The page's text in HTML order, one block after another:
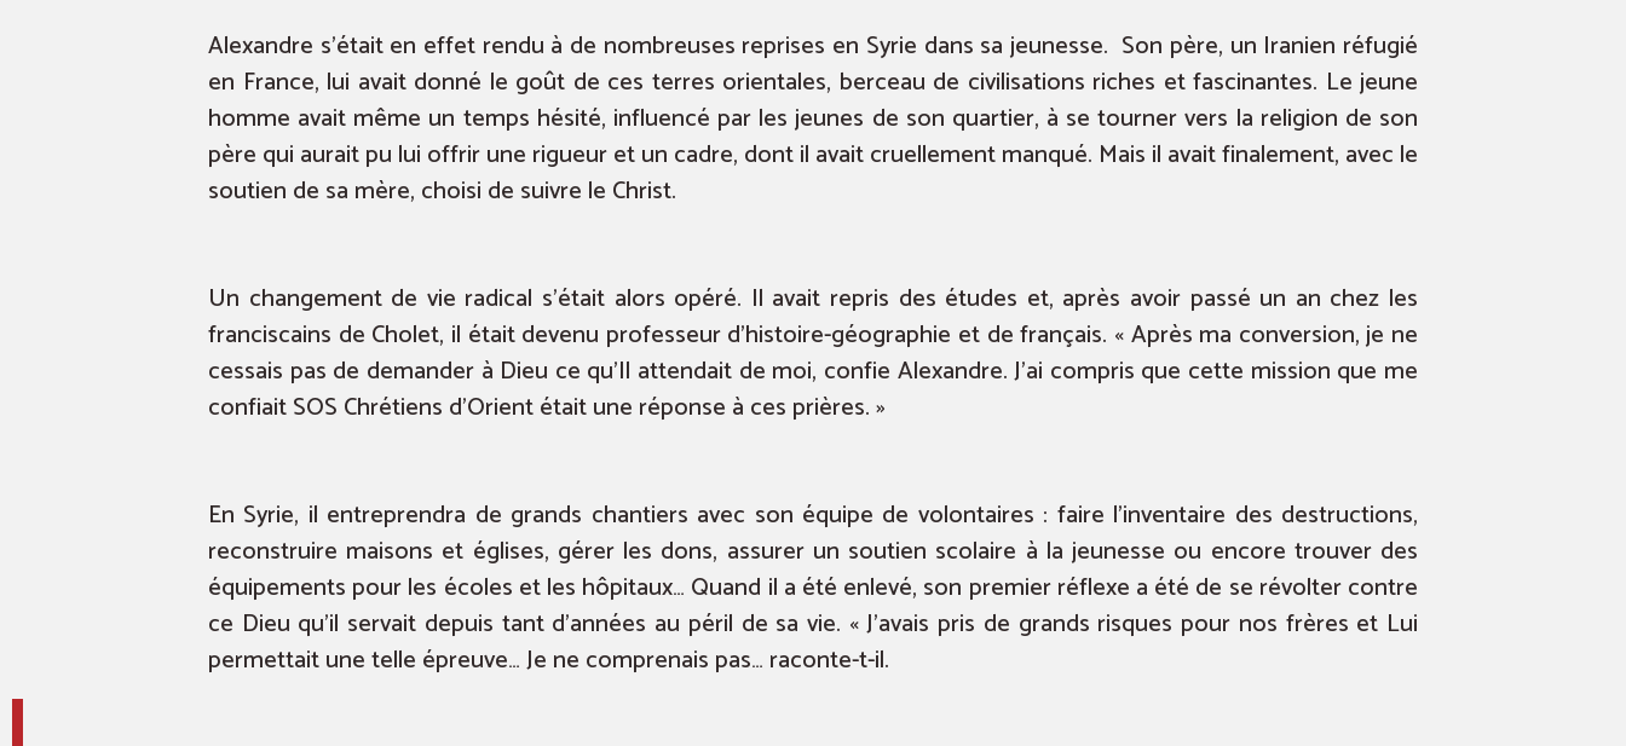
Alexandre s’était en effet rendu à de nombreuses reprises en Syrie dans sa jeunesse. Son père, un Iranien réfugié
en France, lui avait donné le goût de ces terres orientales, berceau de civilisations riches et fascinantes. Le jeune
homme avait même un temps hésité, influencé par les jeunes de son quartier, à se tourner vers la religion de son
père qui aurait pu lui offrir une rigueur et un cadre, dont il avait cruellement manqué. Mais il avait finalement, avec le
soutien de sa mère, choisi de suivre le Christ.
Un changement de vie radical s’était alors opéré. Il avait repris des études et, après avoir passé un an chez les
franciscains de Cholet, il était devenu professeur d’histoire-géographie et de français. « Après ma conversion, je ne
cessais pas de demander à Dieu ce qu’Il attendait de moi, confie Alexandre. J’ai compris que cette mission que me
confiait SOS Chrétiens d’Orient était une réponse à ces prières. »
En Syrie, il entreprendra de grands chantiers avec son équipe de volontaires : faire l’inventaire des destructions,
reconstruire maisons et églises, gérer les dons, assurer un soutien scolaire à la jeunesse ou encore trouver des
équipements pour les écoles et les hôpitaux… Quand il a été enlevé, son premier réflexe a été de se révolter contre
ce Dieu qu’il servait depuis tant d’années au péril de sa vie. « J’avais pris de grands risques pour nos frères et Lui
permettait une telle épreuve… Je ne comprenais pas… raconte-t-il.